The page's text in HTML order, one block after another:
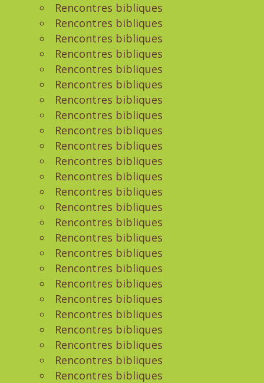
Rencontres bibliques
Rencontres bibliques
Rencontres bibliques
Rencontres bibliques
Rencontres bibliques
Rencontres bibliques
Rencontres bibliques
Rencontres bibliques
Rencontres bibliques
Rencontres bibliques
Rencontres bibliques
Rencontres bibliques
Rencontres bibliques
Rencontres bibliques
Rencontres bibliques
Rencontres bibliques
Rencontres bibliques
Rencontres bibliques
Rencontres bibliques
Rencontres bibliques
Rencontres bibliques
Rencontres bibliques
Rencontres bibliques
Rencontres bibliques
Rencontres bibliques